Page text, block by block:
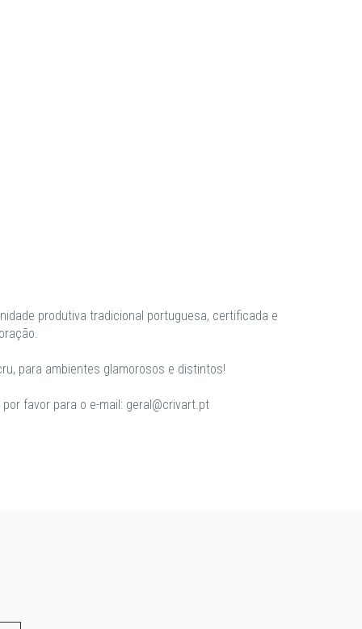
produtiva tradicional portuguesa, certificada e
para ambientes glamorosos e distintos!
favor para o e-mail: geral@crivart.pt